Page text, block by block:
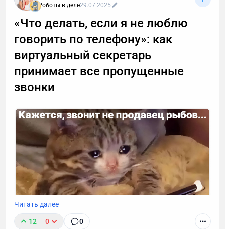
Роботы в деле29.07.2025
«Что делать, если я не люблю
говорить по телефону»: как
виртуальный секретарь
принимает все пропущенные
звонки
Читать далее
12 0 0